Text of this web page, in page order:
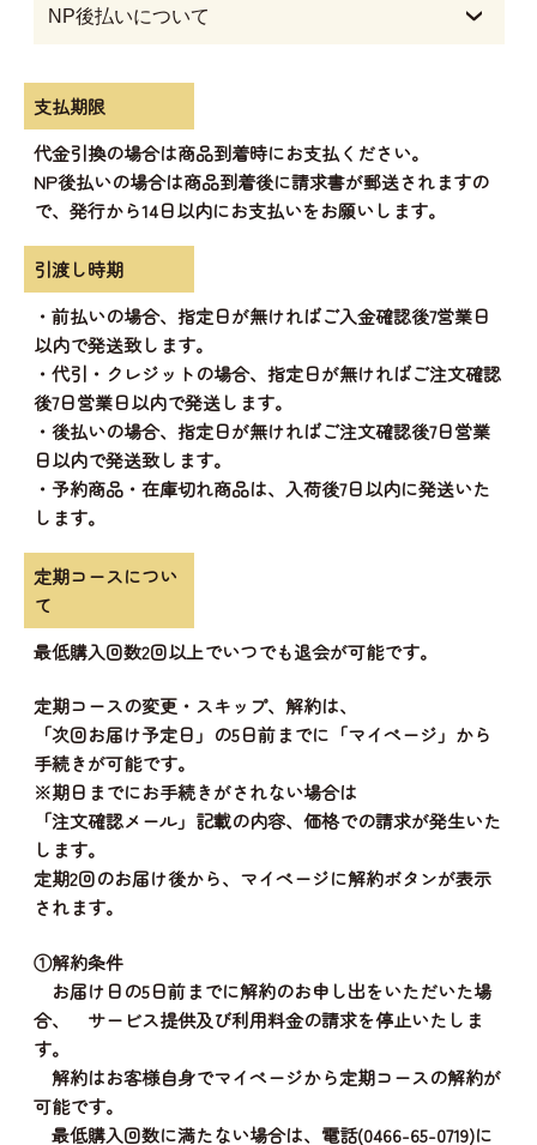
NP後払いについて
支払期限
代金引換の場合は商品到着時にお支払ください。
NP後払いの場合は商品到着後に請求書が郵送されますの
で、発行から14日以内にお支払いをお願いします。
引渡し時期
・前払いの場合、指定日が無ければご入金確認後7営業日
以内で発送致します。
・代引・クレジットの場合、指定日が無ければご注文確認
後7日営業日以内で発送します。
・後払いの場合、指定日が無ければご注文確認後7日営業
日以内で発送致します。
・予約商品・在庫切れ商品は、入荷後7日以内に発送いた
します。
定期コースについ
て
最低購入回数2回以上でいつでも退会が可能です。
定期コースの変更・スキップ、解約は、
「次回お届け予定日」の5日前までに「マイページ」から
手続きが可能です。
※期日までにお手続きがされない場合は
「注文確認メール」記載の内容、価格での請求が発生いた
します。
定期2回のお届け後から、マイページに解約ボタンが表示
されます。
①解約条件
お届け日の5日前までに解約のお申し出をいただいた場
合、 サービス提供及び利用料金の請求を停止いたしま
す。
解約はお客様自身でマイページから定期コースの解約が
可能です。
最低購入回数に満たない場合は、電話(0466-65-0719)に